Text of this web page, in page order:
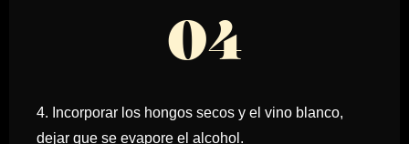
04
4. Incorporar los hongos secos y el vino blanco,
dejar que se evapore el alcohol.